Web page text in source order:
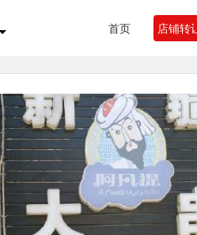
首页 店铺转